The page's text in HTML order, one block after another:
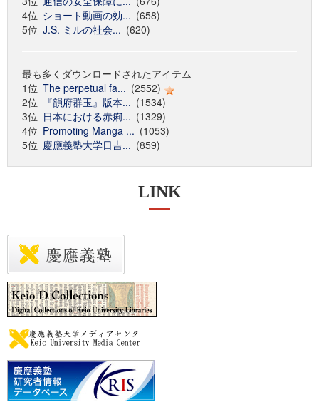
4位 ショート動画の効... (658)
5位 J.S. ミルの社会... (620)
最も多くダウンロードされたアイテム
1位 The perpetual fa... (2552)
2位
『韻府群玉』版本... (1534)
3位 日本における赤痢... (1329)
4位 Promoting Manga ... (1053)
5位 慶應義塾大学日吉... (859)
LINK